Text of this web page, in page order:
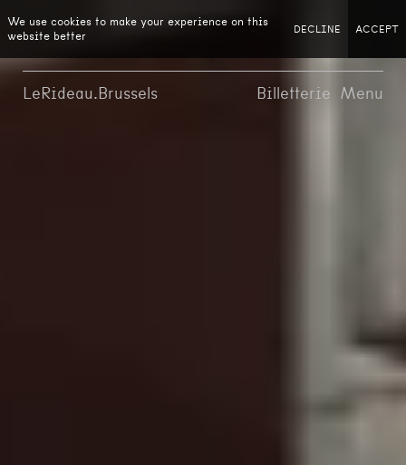
We use cookies to make your experience on this
website better
DECLINE ACCEPT
LeRideau.Brussels Billetterie Menu